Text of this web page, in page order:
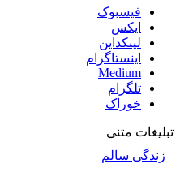
فیسبوک
ایکس
لینکداین
اینستاگرام
Medium
تلگرام
خوراک
تبلیغات متنی
زندگی سالم